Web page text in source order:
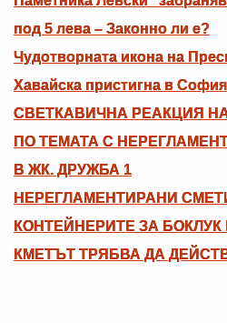
под 5 лева – Законно ли е?
Чудотворната икона на
Хавайска пристигна в София
СВЕТКАВИЧНА РЕАКЦИЯ
ПО ТЕМАТА С
В ЖК. ДРУЖБА 1
НЕРЕГЛАМЕНТИРАНИ
КОНТЕЙНЕРИТЕ ЗА
КМЕТЪТ ТРЯБВА ДА